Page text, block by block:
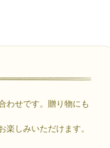
わせです。贈り物にも
しみいただけます。